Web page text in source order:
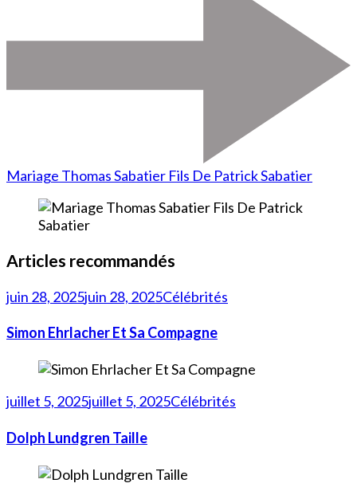
Mariage Thomas Sabatier Fils De Patrick Sabatier
Articles recommandés
juin 28, 2025juin 28, 2025Célébrités
Simon Ehrlacher Et Sa Compagne
juillet 5, 2025juillet 5, 2025Célébrités
Dolph Lundgren Taille